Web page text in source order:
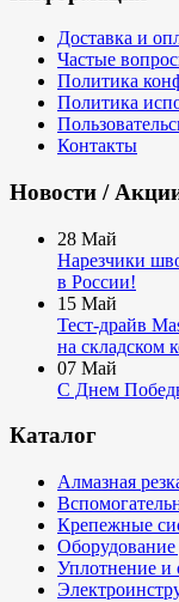
Доставка и
Частые
Политика
Политика
Контакты
Новости /
28 Май
Нарезчики
в России!
15 Май
Тест-драйв
на складском
07 Май
С Днем
Каталог
Алмазная
Крепежные
Оборудование
Уплотнение и